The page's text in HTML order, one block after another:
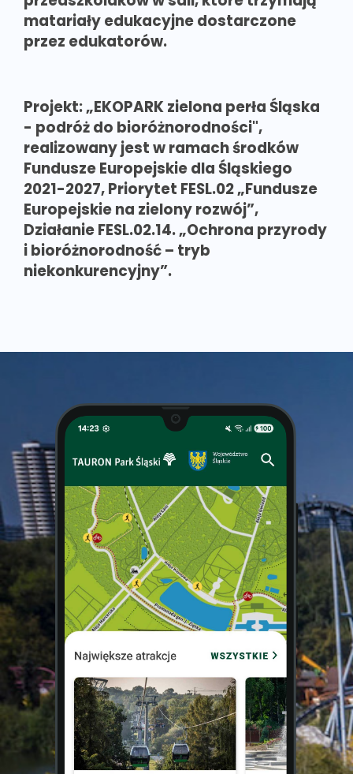
matariały edukacyjne dostarczone
przez edukatorów.
Projekt: „EKOPARK zielona perła Śląska
- podróż do bioróżnorodności",
realizowany jest w ramach środków
Fundusze Europejskie dla Śląskiego
2021-2027, Priorytet FESL.02 „Fundusze
Europejskie na zielony rozwój”,
Działanie FESL.02.14. „Ochrona przyrody
i bioróżnorodność – tryb
niekonkurencyjny”.